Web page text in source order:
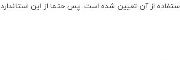
از آن تعیین شده است. پس حتما از این